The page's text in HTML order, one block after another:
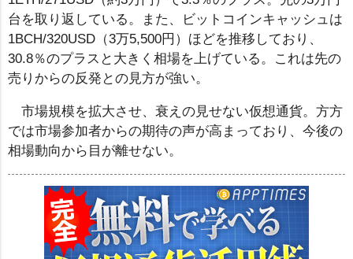
台を取り返している。また、ビットコインキャッシュは
1BCH/320USD（3万5,500円）ほどを推移しており、
30.8％のプラスと大きく相場を上げている。これは先の
売りからの反発との見方が強い。
市場規模を拡大させ、衰えの見せない仮想通貨。方方
では市場参加者からの期待の声が高まっており、今後の
相場動向から目が離せない。